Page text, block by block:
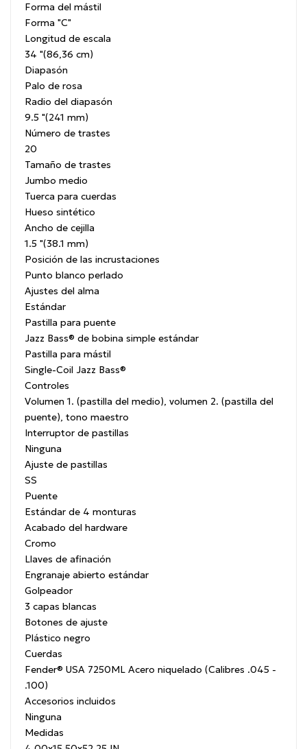
Forma del mástil
Forma "C"
Longitud de escala
34 "(86,36 cm)
Diapasón
Palo de rosa
Radio del diapasón
9.5 "(241 mm)
Número de trastes
20
Tamaño de trastes
Jumbo medio
Tuerca para cuerdas
Hueso sintético
Ancho de cejilla
1.5 "(38.1 mm)
Posición de las incrustaciones
Punto blanco perlado
Ajustes del alma
Estándar
Pastilla para puente
Jazz Bass® de bobina simple estándar
Pastilla para mástil
Single-Coil Jazz Bass®
Controles
Volumen 1. (pastilla del medio), volumen 2. (pastilla del
puente), tono maestro
Interruptor de pastillas
Ninguna
Ajuste de pastillas
SS
Puente
Estándar de 4 monturas
Acabado del hardware
Cromo
Llaves de afinación
Engranaje abierto estándar
Golpeador
3 capas blancas
Botones de ajuste
Plástico negro
Cuerdas
Fender® USA 7250ML Acero niquelado (Calibres .045 -
.100)
Accesorios incluidos
Ninguna
Medidas